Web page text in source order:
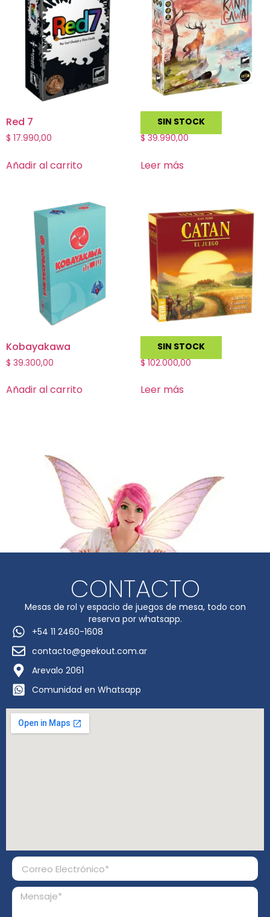
Red 7
$ 17.990,00
Añadir al carrito
SIN STOCK
Kanagawa
$ 39.990,00
Leer más
Kobayakawa
$ 39.300,00
Añadir al carrito
SIN STOCK
Catan
$102.000,00
Leer más
CONTACTO
Mesas de rol y espacio de juegos de mesa, todo con
reserva por whatsapp.
+54 11 2460-1608
contacto@geekout.com.ar
Arevalo 2061
Comunidad en Whatsapp